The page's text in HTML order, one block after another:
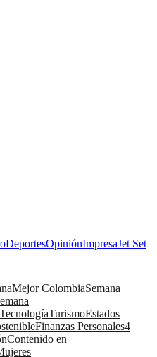
DeportesOpiniónImpresaJet Set
Mejor ColombiaSemana
TecnologíaTurismoEstados
Finanzas Personales4
Contenido en